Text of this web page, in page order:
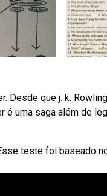
Desde que j. k.
uma saga além de
teste foi baseado